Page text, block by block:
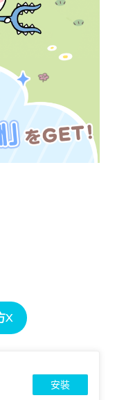
X
安裝